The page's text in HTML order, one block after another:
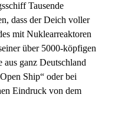
Tausende
dass der Deich voller
mit Nuklearreaktoren
über 5000-köpfigen
aus ganz Deutschland
Ship“ oder bei
Eindruck von dem